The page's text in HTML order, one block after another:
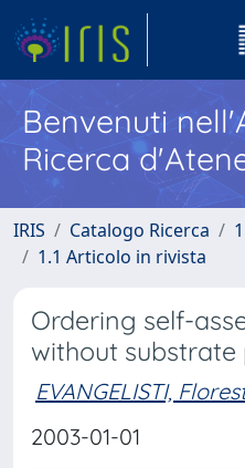
Benvenuti
Ricerca
IRIS Catalogo Ricerca
1.1 Articolo in rivista
Ordering self-
without
EVANGELISTI,
2003-01-01